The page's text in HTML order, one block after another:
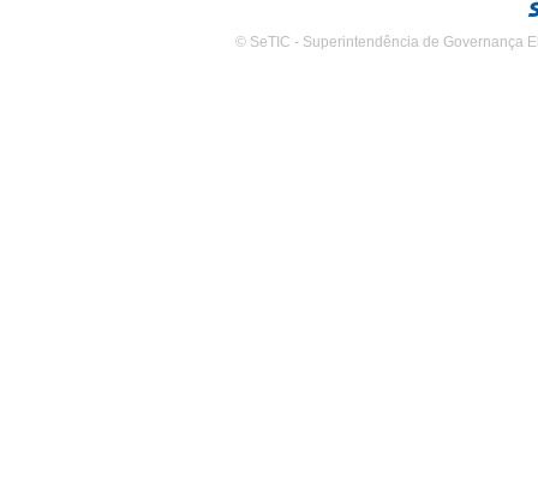
© SeTIC - Superintendência de Governança